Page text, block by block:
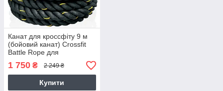
Канат для кроссфіту 9 м
(бойовий канат) Crossfit
Battle Rope для
витривалості (MS3249-1)
1 750 ₴ 2 249 ₴
Купити